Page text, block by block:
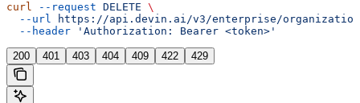
curl --request DELETE \
  --url
https://api.devin.ai/v3/enterprise/
  --header
'Authorization: Bearer <token>'
200 401 403 404 409 422 429